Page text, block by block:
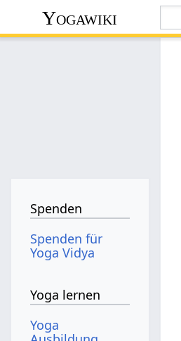
Yogawiki
Spenden
Spenden für
Yoga Vidya
Yoga lernen
Yoga